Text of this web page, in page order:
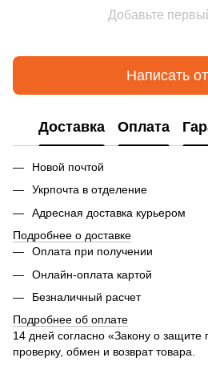
Добавьте
Написать
Доставка Оплата
Новой почтой
Укрпочта в отделение
Адресная доставка курьером
Подробнее о доставке
Оплата при получении
Онлайн-оплата картой
Безналичный расчет
Подробнее об оплате
14 дней согласно «Закону о защите
проверку, обмен и возврат товара.